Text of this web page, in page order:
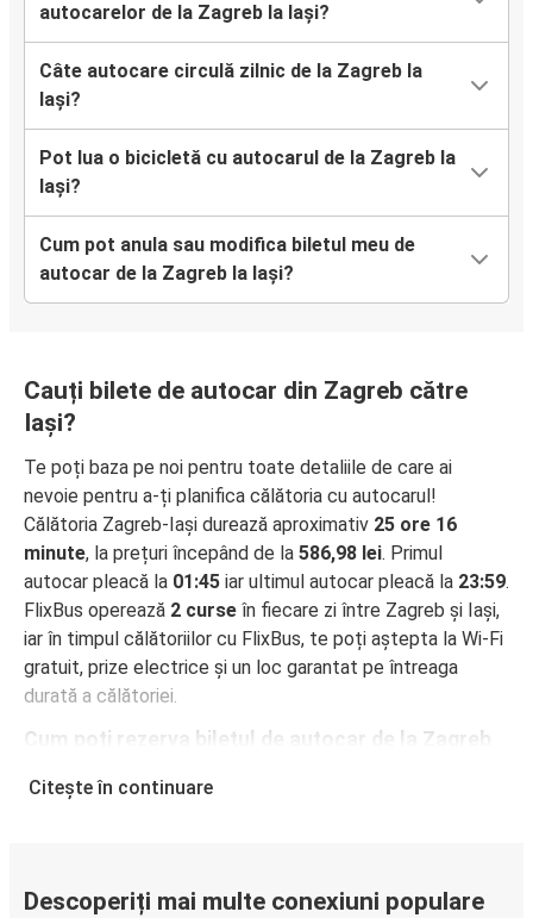
autocarelor de la Zagreb la Iași?
Câte autocare circulă zilnic de la Zagreb la
Iași?
Pot lua o bicicletă cu autocarul de la Zagreb la
Iași?
Cum pot anula sau modifica biletul meu de
autocar de la Zagreb la Iași?
Cauți bilete de autocar din Zagreb către
Iași?
Te poți baza pe noi pentru toate detaliile de care ai
nevoie pentru a-ți planifica călătoria cu autocarul!
Călătoria Zagreb-Iași durează aproximativ 25 ore 16
minute, la prețuri începând de la 586,98 lei. Primul
autocar pleacă la 01:45 iar ultimul autocar pleacă la 23:59.
FlixBus operează 2 curse în fiecare zi între Zagreb și Iași,
iar în timpul călătoriilor cu FlixBus, te poți aștepta la Wi-Fi
gratuit, prize electrice și un loc garantat pe întreaga
durată a călătoriei.
Cum poți rezerva biletul de autocar de la Zagreb
clicuri. La achiziționarea online a unui bilet pe ruta Zagreb-
Citește în continuare
Descoperiți mai multe conexiuni populare